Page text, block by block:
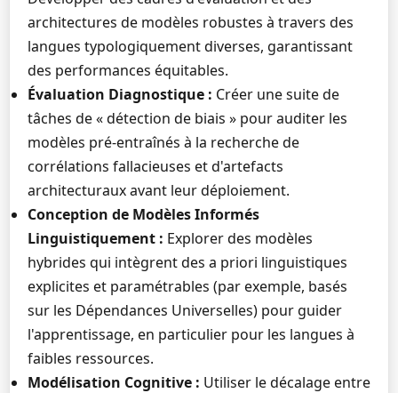
architectures de modèles robustes à travers des
langues typologiquement diverses, garantissant
des performances équitables.
Évaluation Diagnostique : Créer une suite de
tâches de « détection de biais » pour auditer les
modèles pré-entraînés à la recherche de
corrélations fallacieuses et d'artefacts
architecturaux avant leur déploiement.
Conception de Modèles Informés
Linguistiquement : Explorer des modèles
hybrides qui intègrent des a priori linguistiques
explicites et paramétrables (par exemple, basés
sur les Dépendances Universelles) pour guider
l'apprentissage, en particulier pour les langues à
faibles ressources.
Modélisation Cognitive : Utiliser le décalage entre